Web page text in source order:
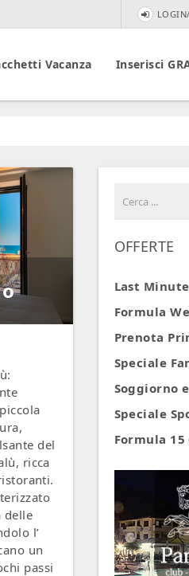
Vacanza Inserisci
del
ricca
delle
l’
un
passi
OFFERTE
Last Minute
Formula
Prenota
Speciale
Soggiorno
Speciale
Formula